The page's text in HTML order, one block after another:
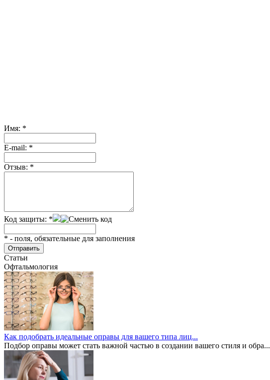
Имя: *
Е-mail: *
Отзыв: *
Код защиты: *
* - поля, обязательные для заполнения
Статьи
Офтальмология
Как подобрать идеальные оправы для вашего типа лиц...
Подбор оправы может стать важной частью в создании вашего стиля и обра...